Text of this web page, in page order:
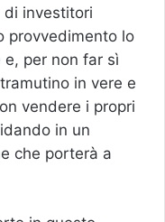
di investitori
provvedimento lo
per non far sì
in vere e
vendere i propri
in un
che porterà a